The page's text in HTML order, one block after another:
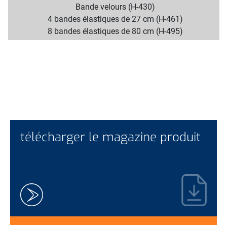
Bande velours (H-430)
4 bandes élastiques de 27 cm (H-461)
8 bandes élastiques de 80 cm (H-495)
télécharger le magazine produit